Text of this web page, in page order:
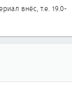
внёс, т.е. 19.0-